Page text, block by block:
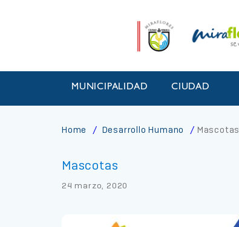
MUNICIPALIDAD CIUDAD
Home Desarrollo Humano Mascotas
Mascotas
24 marzo, 2020